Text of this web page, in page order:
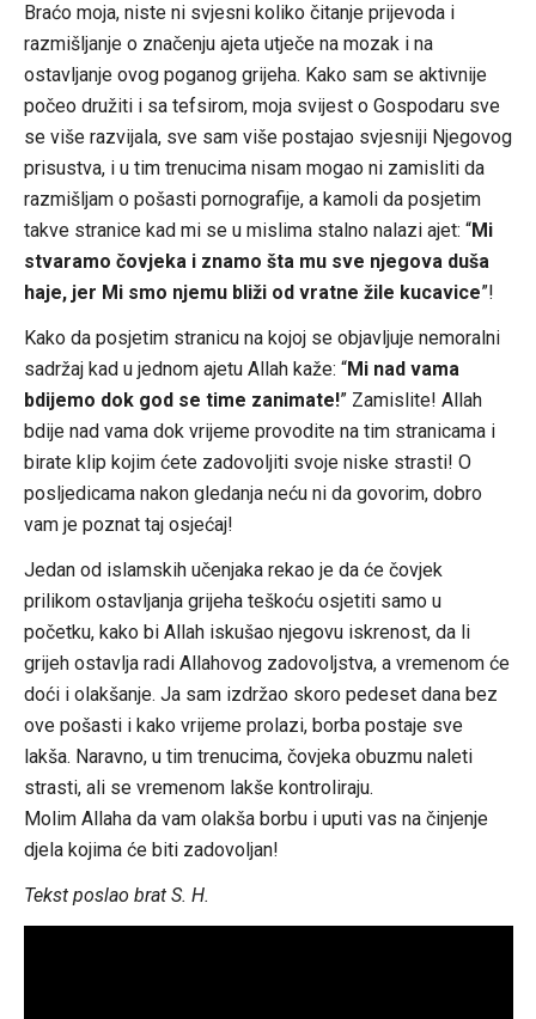
Braćo moja, niste ni svjesni koliko čitanje prijevoda i
razmišljanje o značenju ajeta utječe na mozak i na
ostavljanje ovog poganog grijeha. Kako sam se aktivnije
počeo družiti i sa tefsirom, moja svijest o Gospodaru sve
se više razvijala, sve sam više postajao svjesniji Njegovog
prisustva, i u tim trenucima nisam mogao ni zamisliti da
razmišljam o pošasti pornografije, a kamoli da posjetim
takve stranice kad mi se u mislima stalno nalazi ajet: “Mi
stvaramo čovjeka i znamo šta mu sve njegova duša
haje, jer Mi smo njemu bliži od vratne žile kucavice”!
Kako da posjetim stranicu na kojoj se objavljuje nemoralni
sadržaj kad u jednom ajetu Allah kaže: “Mi nad vama
bdijemo dok god se time zanimate!” Zamislite! Allah
bdije nad vama dok vrijeme provodite na tim stranicama i
birate klip kojim ćete zadovoljiti svoje niske strasti! O
posljedicama nakon gledanja neću ni da govorim, dobro
vam je poznat taj osjećaj!
Jedan od islamskih učenjaka rekao je da će čovjek
prilikom ostavljanja grijeha teškoću osjetiti samo u
početku, kako bi Allah iskušao njegovu iskrenost, da li
grijeh ostavlja radi Allahovog zadovoljstva, a vremenom će
doći i olakšanje. Ja sam izdržao skoro pedeset dana bez
ove pošasti i kako vrijeme prolazi, borba postaje sve
lakša. Naravno, u tim trenucima, čovjeka obuzmu naleti
strasti, ali se vremenom lakše kontroliraju.
Molim Allaha da vam olakša borbu i uputi vas na činjenje
djela kojima će biti zadovoljan!
Tekst poslao brat S. H.